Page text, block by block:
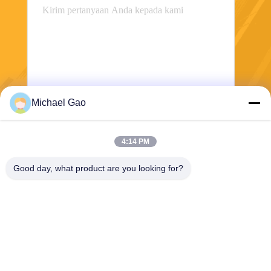
Mengirim
Michael Gao
4:14 PM
Good day, what product are you looking for?